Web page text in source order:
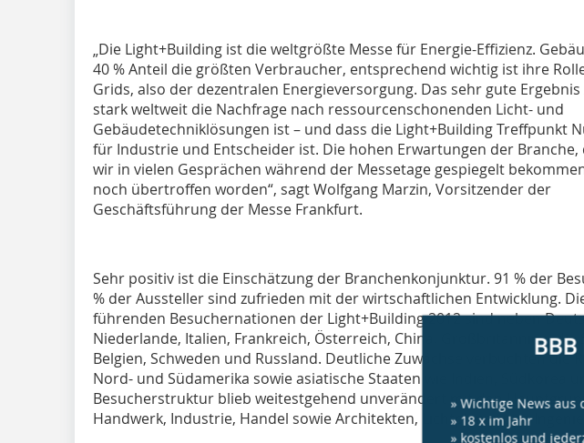
„Die Light+Building ist die weltgrößte Messe für Energie-Effizienz.
40 % Anteil die größten Verbraucher, entsprechend wichtig ist ihre
Grids, also der dezentralen Energieversorgung. Das sehr gute Ergebnis
stark weltweit die Nachfrage nach ressourcenschonenden Licht- und
Gebäudetechniklösungen ist – und dass die Light+Building Treffpunkt
für Industrie und Entscheider ist. Die hohen Erwartungen der Branche,
wir in vielen Gesprächen während der Messetage gespiegelt
noch übertroffen worden“, sagt Wolfgang Marzin, Vorsitzender der
Geschäftsführung der Messe Frankfurt.
Sehr positiv ist die Einschätzung der Branchenkonjunktur. 91 % der
% der Aussteller sind zufrieden mit der wirtschaftlichen Entwicklung.
führenden Besuchernationen der Light+Building 2012 sind neben
Niederlande, Italien, Frankreich, Österreich, China, Großbritannien, die
Belgien, Schweden und Russland. Deutliche Zuwächse verbuchten die
Nord- und Südamerika sowie asiatische Staaten wie Indien, Südkorea
Besucherstruktur blieb weitestgehend unverändert mit den
Handwerk, Industrie, Handel sowie Architekten, Lichtplaner und
» 18 x im Jahr
» kostenlos und